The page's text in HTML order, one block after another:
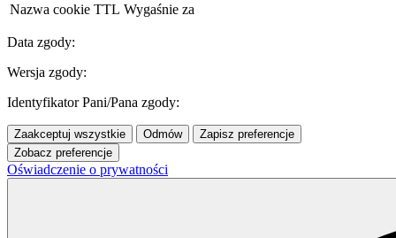
Nazwa cookie TTL Wygaśnie za
Data zgody:
Wersja zgody:
Identyfikator Pani/Pana zgody:
Zaakceptuj wszystkie Odmów
Zapisz preferencje
Zobacz preferencje
Oświadczenie o prywatności